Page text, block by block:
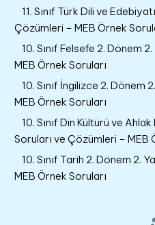
11. Sınıf Türk Dili ve
Çözümleri – MEB Örnek
10. Sınıf Felsefe 2. Dönem
MEB Örnek Soruları
10. Sınıf İngilizce 2. Dönem
MEB Örnek Soruları
10. Sınıf Din Kültürü ve
Soruları ve Çözümleri – MEB
10. Sınıf Tarih 2. Dönem 2.
MEB Örnek Soruları